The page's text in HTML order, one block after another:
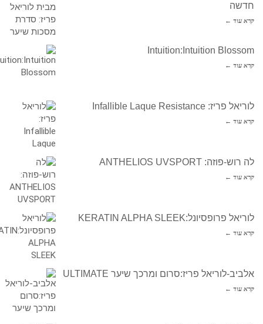
חדשה
קרא עוד ←
Intuition:Intuition Blossom
קרא עוד ←
לוריאל פריז: Infallible Laque Resistance
קרא עוד ←
לה רוש-פוזה: ANTHELIOS UVSPORT
קרא עוד ←
לוריאל פרופסיונל:KERATIN ALPHA SLEEK
קרא עוד ←
אלביב-לוריאל פריז:סרום ומרכך שיער ULTIMATE
קרא עוד ←